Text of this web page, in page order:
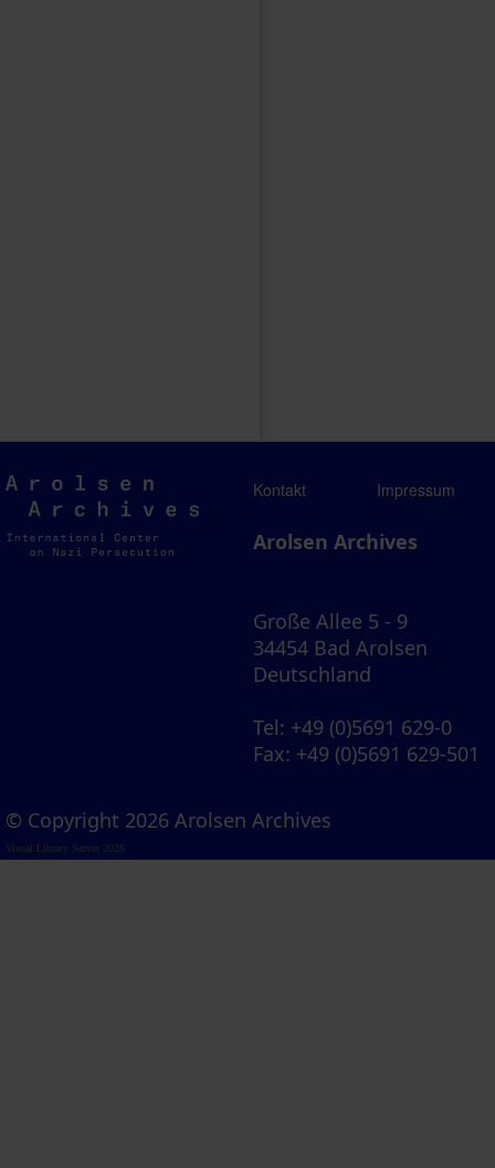
Arolsen
Archives
Kontakt Impressum
Arolsen Archives
Große Allee 5 - 9
34454 Bad Arolsen
Deutschland
Tel: +49 (0)5691 629-0
Fax: +49 (0)5691 629-501
© Copyright 2026 Arolsen Archives
Visual Library Server 2026